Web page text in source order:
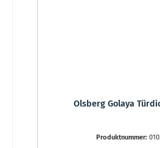
Olsberg Golaya
Produktnummer: